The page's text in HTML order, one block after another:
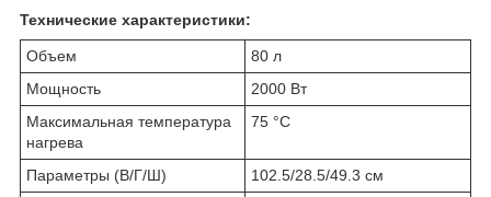
Технические характеристики:
Объем
80 л
Мощность
2000 Вт
Максимальная температура
нагрева
75 °C
Параметры (В/Г/Ш)
102.5/28.5/49.3 см